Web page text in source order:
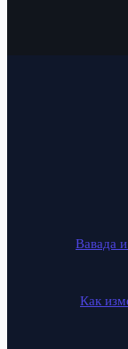
Вавада
Как